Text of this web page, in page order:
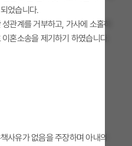
었습니다.
관계를 거부하고, 가사에 소홀하
혼소송을 제기하기 하였습니다.
사유가 없음을 주장하며 아내의